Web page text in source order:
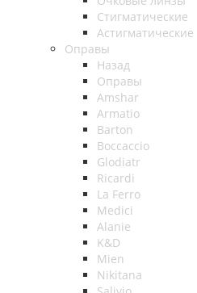
Стигматические
Астигматические
Оправы
Назад
Оправы
Amshar
Armatio
Barton
Boccaccio
Glodiatr
Ricardi
La Ferro
Medici
Alanie
K&D
Mien
Nikitana